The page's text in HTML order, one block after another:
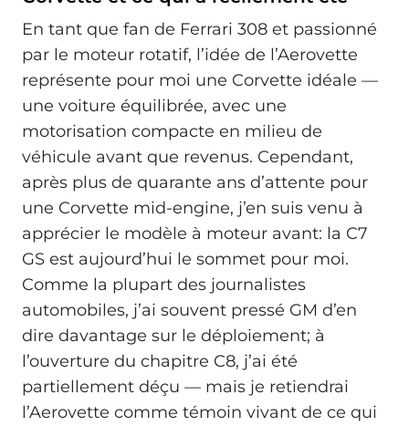
En tant que fan de Ferrari 308 et passionné
par le moteur rotatif, l’idée de l’Aerovette
représente pour moi une Corvette idéale —
une voiture équilibrée, avec une
motorisation compacte en milieu de
véhicule avant que revenus. Cependant,
après plus de quarante ans d’attente pour
une Corvette mid-engine, j’en suis venu à
apprécier le modèle à moteur avant: la C7
GS est aujourd’hui le sommet pour moi.
Comme la plupart des journalistes
automobiles, j’ai souvent pressé GM d’en
dire davantage sur le déploiement; à
l’ouverture du chapitre C8, j’ai été
partiellement déçu — mais je retiendrai
l’Aerovette comme témoin vivant de ce qui